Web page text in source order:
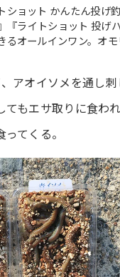
ショット かんたん投げ
『ライトショット 投
るオールインワン。オ
アオイソメを通し
てもエサ取りに食わ
てくる。